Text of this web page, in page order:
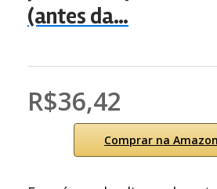
(antes da…
R$36,42
Comprar na Amazon